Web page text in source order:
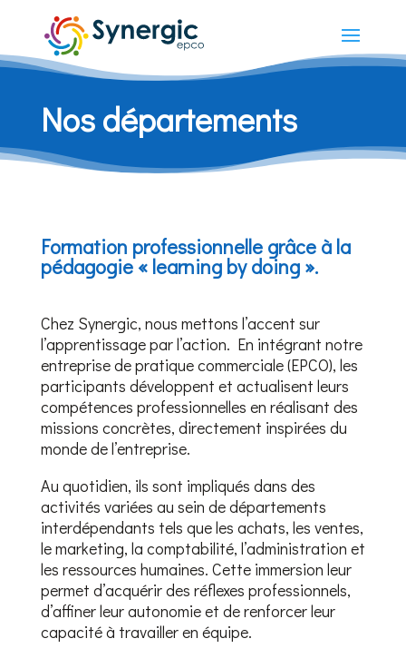
Nos départements
Formation professionnelle grâce à la
pédagogie « learning by doing ».
Chez Synergic, nous mettons l’accent sur
l’apprentissage par l’action. En intégrant notre
entreprise de pratique commerciale (EPCO), les
participants développent et actualisent leurs
compétences professionnelles en réalisant des
missions concrètes, directement inspirées du
monde de l’entreprise.
Au quotidien, ils sont impliqués dans des
activités variées au sein de départements
interdépendants tels que les achats, les ventes,
le marketing, la comptabilité, l’administration et
les ressources humaines. Cette immersion leur
permet d’acquérir des réflexes professionnels,
d’affiner leur autonomie et de renforcer leur
capacité à travailler en équipe.